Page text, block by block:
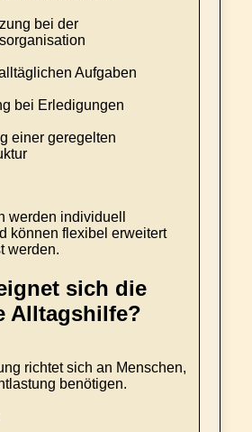
bei der
Aufgaben
bei Erledigungen
einer geregelten
werden individuell
können flexibel erweitert
werden.
sich die
Alltagshilfe?
richtet sich an Menschen,
benötigen.